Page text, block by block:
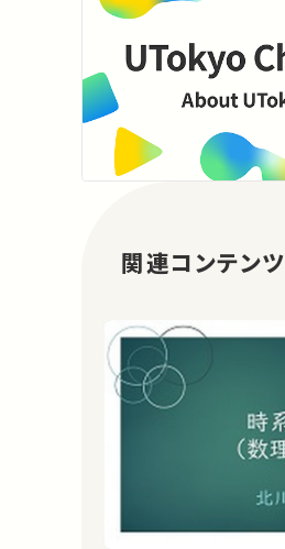
関連コンテンツ